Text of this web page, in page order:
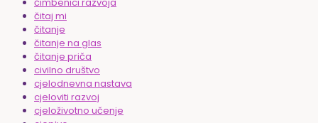
čitaj mi
čitanje
čitanje na glas
čitanje priča
civilno društvo
cjelodnevna nastava
cjeloviti razvoj
cjeloživotno učenje